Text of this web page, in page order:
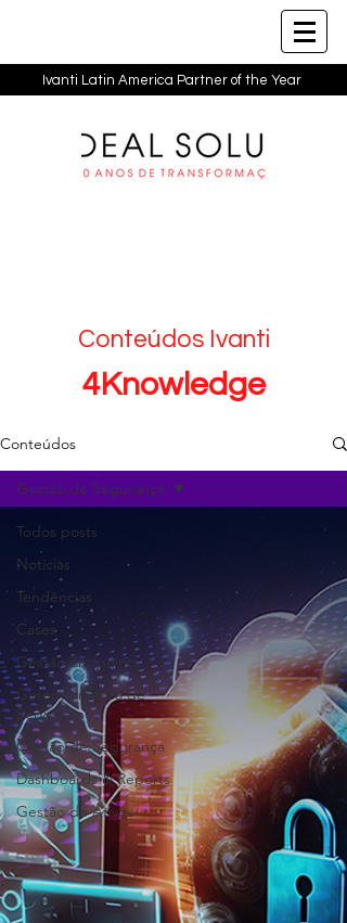
Ivanti Latin America Partner of the Year
Conteúdos Ivanti
4Knowledge
Conteúdos
Todos posts
Notícias
Tendências
Cases
Gestão Endpoints
Gerenciamento de
Serviços
Gestão de Segurança
Dashboards & Reports
Gestão de Ativos
Gestão de Segurança